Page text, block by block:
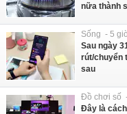
nữa thành
Sống - 5
Sau ngày
rút/chuyển
sau
Đồ chơi số
Đây là